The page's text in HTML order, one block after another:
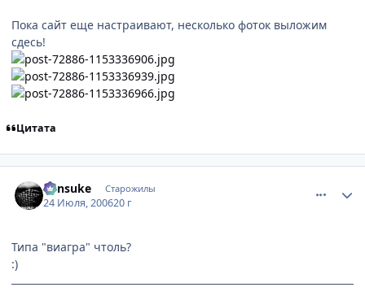
Пока сайт еще настраивают, несколько фоток выложим
сдесь!
Цитата
Kensuke Старожилы
24 Июля, 200620 г
Типа "виагра" чтоль?
:)